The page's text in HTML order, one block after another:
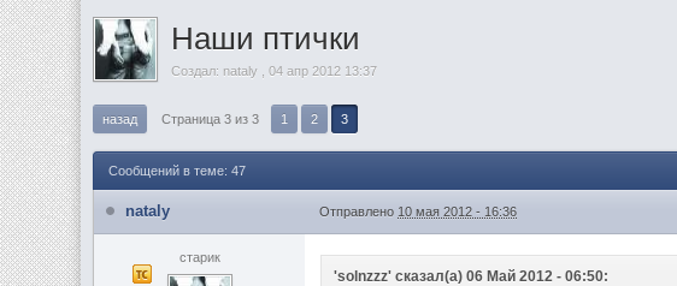
Наши птички
Создал: nataly ,04 апр 2012 13:37
назад Страница 3 из 3 1 2 3
Сообщений в теме: 47
nataly Отправлено 10 мая 2012 - 16:36
старик
'solnzzz' сказал(а) 06 Май 2012 - 06:50: